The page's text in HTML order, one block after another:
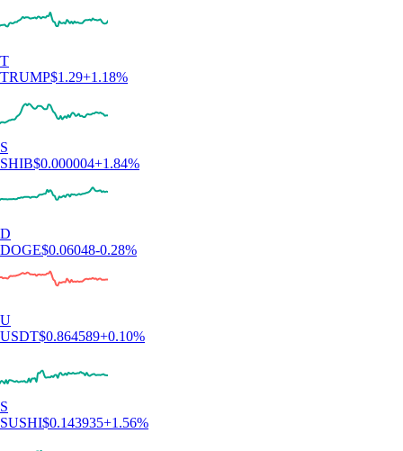
T
TRUMP$1.29+1.18%
S
SHIB$0.000004+1.84%
D
DOGE$0.06048-0.28%
U
USDT$0.864589+0.10%
S
SUSHI$0.143935+1.56%